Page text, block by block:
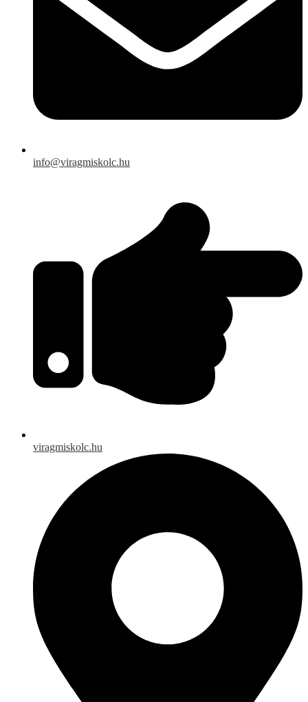
info@viragmiskolc.hu
viragmiskolc.hu